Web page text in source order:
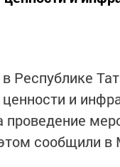
в Республике
и
проведение
сообщили в